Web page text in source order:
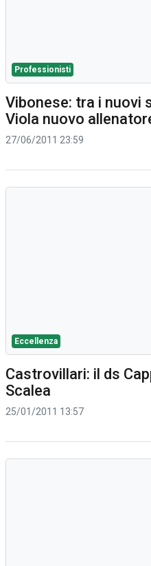
Professionisti
Vibonese: tra i nuovi
Viola nuovo
27/06/2011 23:59
Eccellenza
Castrovillari: il ds
Scalea
25/01/2011 13:57